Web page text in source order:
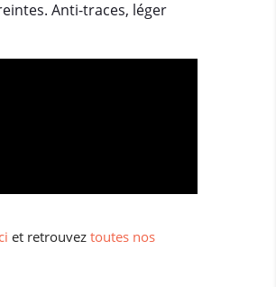
Anti-traces, léger
et retrouvez toutes nos